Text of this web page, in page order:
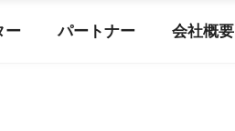
ー パートナー 会社概要